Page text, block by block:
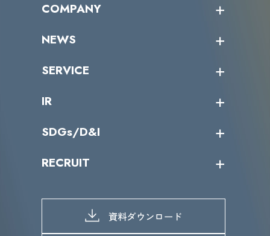
受講者の声
COMPANY
トップメッセージ
ミッション／ビジョン
パートナー企業一覧
NEWS
サイバーニュース
SERVICE
カテゴリー別サービス一覧
IR
IRカレンダー
IRライブラリー
よくあるご質問
SDGs/D&I
当グループのマテリアリティ
SDGs推進体制
D&Iの取り組み
RECRUIT
募集職種一覧
メッセージ
メンバーインタビュー
資料ダウンロード